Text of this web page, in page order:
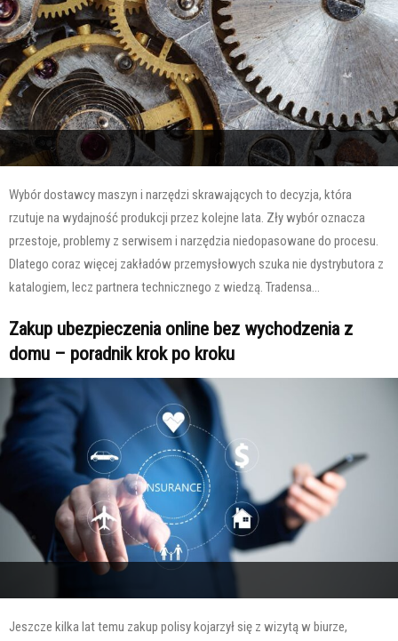
Wybór dostawcy maszyn i narzędzi skrawających to decyzja, która
rzutuje na wydajność produkcji przez kolejne lata. Zły wybór oznacza
przestoje, problemy z serwisem i narzędzia niedopasowane do procesu.
Dlatego coraz więcej zakładów przemysłowych szuka nie dystrybutora z
katalogiem, lecz partnera technicznego z wiedzą. Tradensa...
Zakup ubezpieczenia online bez wychodzenia z
domu – poradnik krok po kroku
Jeszcze kilka lat temu zakup polisy kojarzył się z wizytą w biurze,